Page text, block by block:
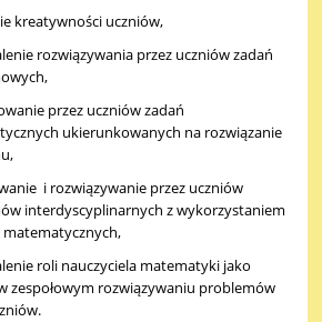
kreatywności uczniów,
rozwiązywania przez uczniów zadań
przez uczniów zadań
ukierunkowanych na rozwiązanie
i rozwiązywanie przez uczniów
interdyscyplinarnych z wykorzystaniem
matematycznych,
roli nauczyciela matematyki jako
zespołowym rozwiązywaniu problemów